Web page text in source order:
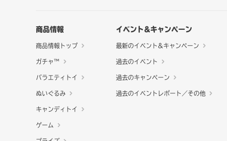
商品情報
商品情報トップ
ガチャ™
バラエティトイ
ぬいぐるみ
キャンディトイ
ゲーム
イベント&キャンペーン
最新のイベント&キャンペーン
過去のイベント
過去のキャンペーン
過去のイベントレポート／その他